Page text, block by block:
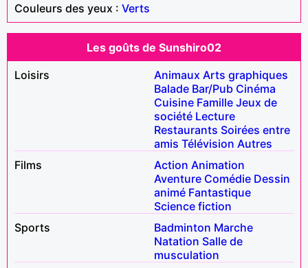
Couleurs des yeux : Verts
Les goûts de Sunshiro02
Loisirs
Animaux Arts graphiques
Balade Bar/Pub Cinéma
Cuisine Famille Jeux de
société Lecture
Restaurants Soirées entre
amis Télévision Autres
Films
Action Animation
Aventure Comédie Dessin
animé Fantastique
Science fiction
Sports
Badminton Marche
Natation Salle de
musculation